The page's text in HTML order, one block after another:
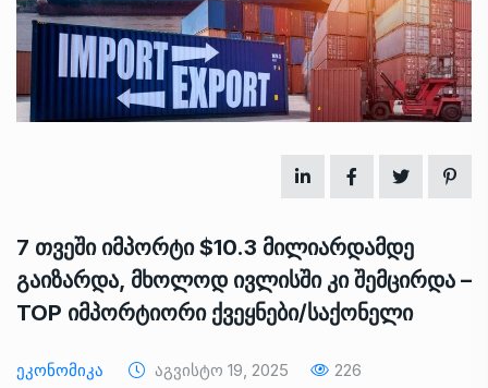
7 თვეში იმპორტი $10.3 მილიარდამდე
გაიზარდა, მხოლოდ ივლისში კი შემცირდა –
TOP იმპორტიორი ქვეყნები/საქონელი
Ეკონომიკა Აგვისტო 19, 2025 226